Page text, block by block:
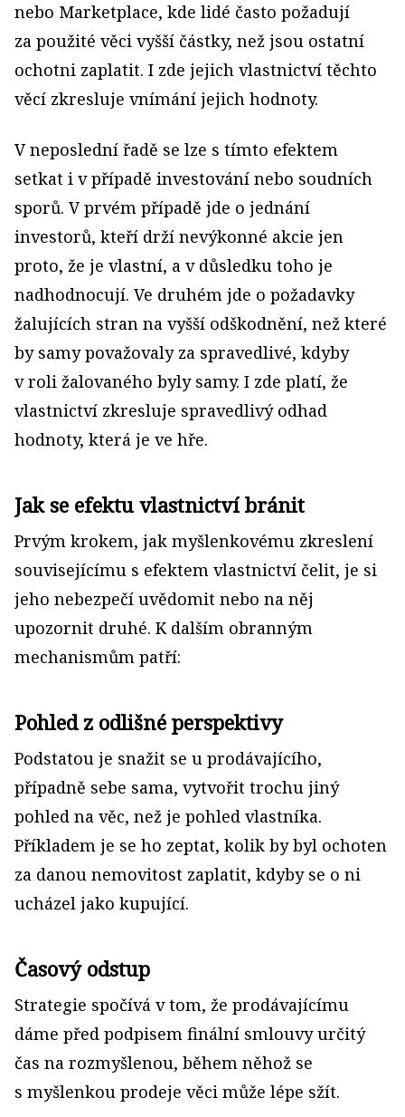
nebo Marketplace, kde lidé často požadují
za použité věci vyšší částky, než jsou ostatní
ochotni zaplatit. I zde jejich vlastnictví těchto
věcí zkresluje vnímání jejich hodnoty.
V neposlední řadě se lze s tímto efektem
setkat i v případě investování nebo soudních
sporů. V prvém případě jde o jednání
investorů, kteří drží nevýkonné akcie jen
proto, že je vlastní, a v důsledku toho je
nadhodnocují. Ve druhém jde o požadavky
žalujících stran na vyšší odškodnění, než které
by samy považovaly za spravedlivé, kdyby
v roli žalovaného byly samy. I zde platí, že
vlastnictví zkresluje spravedlivý odhad
hodnoty, která je ve hře.
Jak se efektu vlastnictví bránit
Prvým krokem, jak myšlenkovému zkreslení
souvisejícímu s efektem vlastnictví čelit, je si
jeho nebezpečí uvědomit nebo na něj
upozornit druhé. K dalším obranným
mechanismům patří:
Pohled z odlišné perspektivy
Podstatou je snažit se u prodávajícího,
případně sebe sama, vytvořit trochu jiný
pohled na věc, než je pohled vlastníka.
Příkladem je se ho zeptat, kolik by byl ochoten
za danou nemovitost zaplatit, kdyby se o ni
ucházel jako kupující.
Časový odstup
Strategie spočívá v tom, že prodávajícímu
dáme před podpisem finální smlouvy určitý
čas na rozmyšlenou, během něhož se
s myšlenkou prodeje věci může lépe sžít.